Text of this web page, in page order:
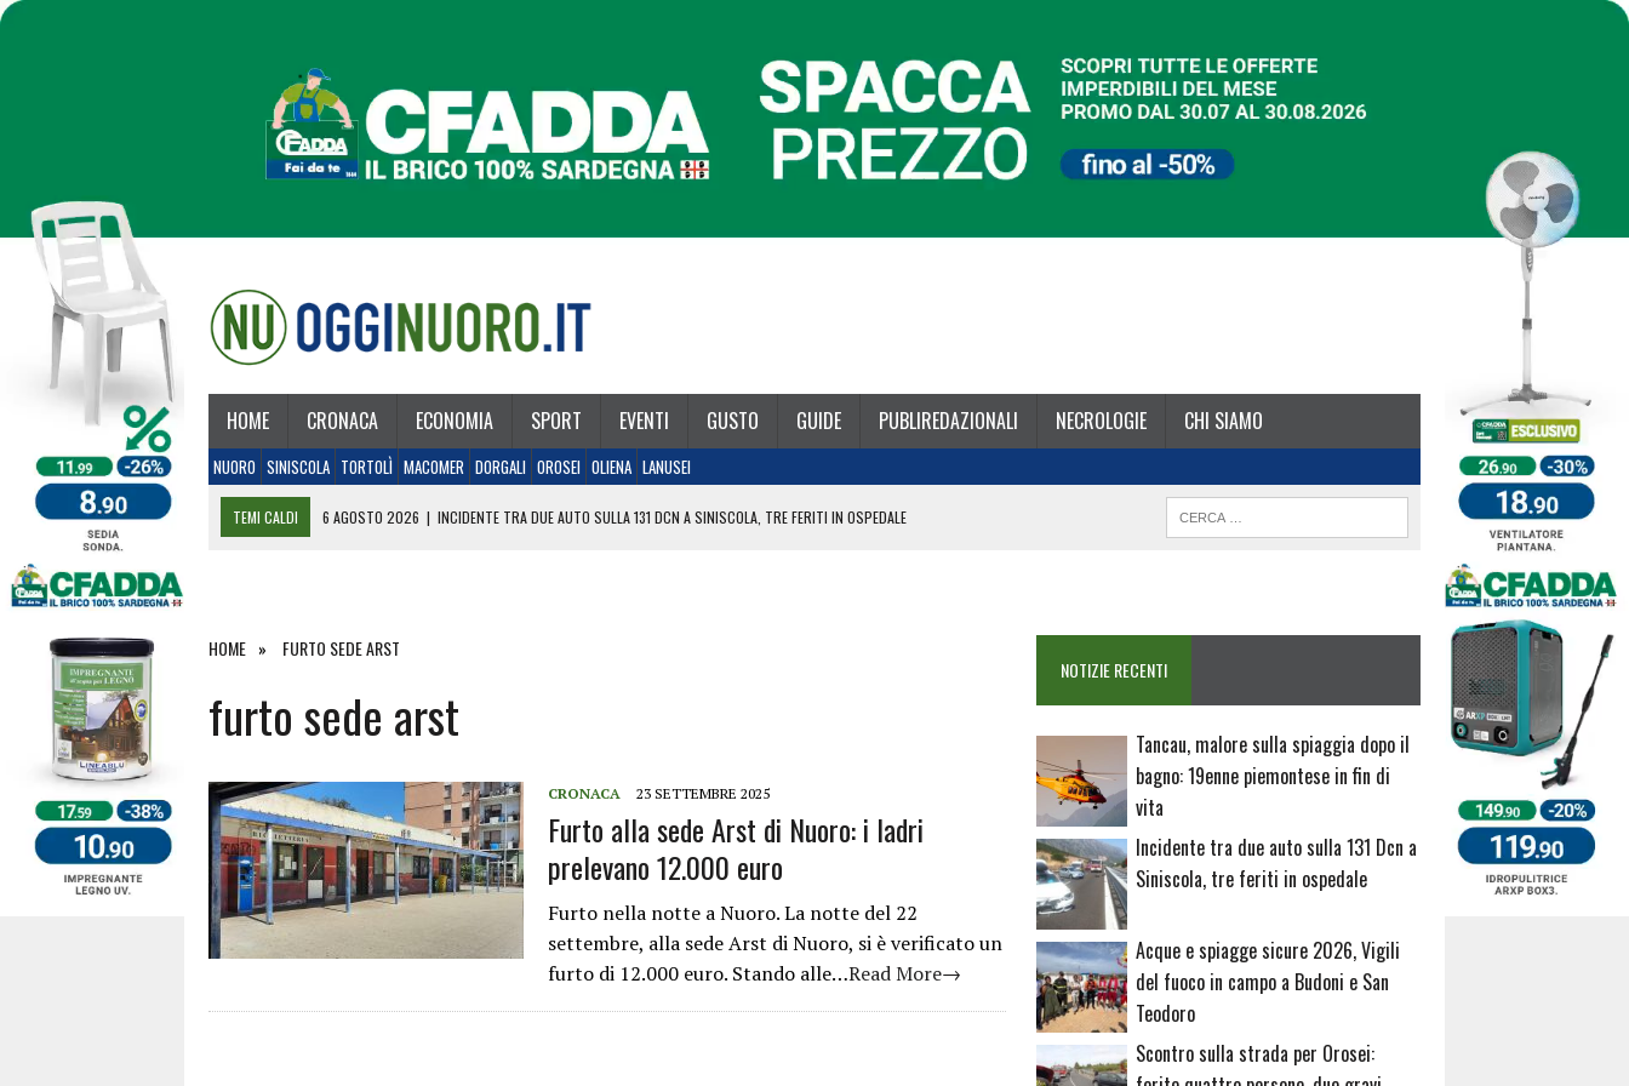
HOME CRONACA ECONOMIA SPORT EVENTI GUSTO GUIDE PUBLIREDAZIONALI NECROLOGIE CHI SIAMO
NUORO SINISCOLA TORTOLÌ MACOMER DORGALI OROSEI OLIENA LANUSEI
TEMI CALDI 6 AGOSTO 2026 | INCIDENTE TRA DUE AUTO SULLA 131 DCN A SINISCOLA, TRE FERITI IN OSPEDALE
27 LUGLIO 2026
| OMICIDIO A BARI SARDO, ECCO COME È STATO UCCISO SIMONE CONCAS
HOME FURTO SEDE ARST
furto sede arst
CRONACA 23 SETTEMBRE 2025
Furto alla sede Arst di Nuoro: i ladri
prelevano 12.000 euro
Furto nella notte a Nuoro. La notte del 22
settembre, alla sede Arst di Nuoro, si è verificato un
furto di 12.000 euro. Stando alle…Read More→
NOTIZIE RECENTI
Tancau, malore sulla spiaggia dopo il
bagno: 19enne piemontese in fin di
vita
Incidente tra due auto sulla 131 Dcn a
Siniscola, tre feriti in ospedale
Acque e spiagge sicure 2026, Vigili
del fuoco in campo a Budoni e San
Teodoro
Scontro sulla strada per Orosei: